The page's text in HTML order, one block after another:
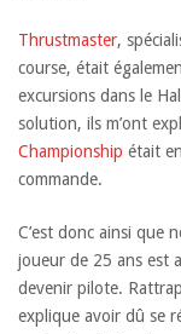
Thrustmaster,
course, était
excursions dans le
solution, ils m’ont
Championship était
commande.
C’est donc ainsi que
joueur de 25 ans est
devenir pilote.
explique avoir dû se